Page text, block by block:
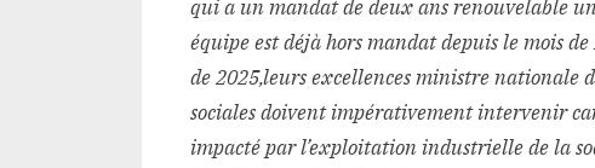
qui a un mandat de deux ans renouvelable
équipe est déjà hors mandat depuis le mois
de 2025,leurs excellences ministre nationale
sociales doivent impérativement intervenir
impacté par l’exploitation industrielle de la